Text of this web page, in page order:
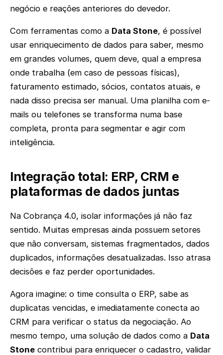
negócio e reações anteriores do devedor.
Com ferramentas como a Data Stone, é possível
usar enriquecimento de dados para saber, mesmo
em grandes volumes, quem deve, qual a empresa
onde trabalha (em caso de pessoas físicas),
faturamento estimado, sócios, contatos atuais, e
nada disso precisa ser manual. Uma planilha com e-
mails ou telefones se transforma numa base
completa, pronta para segmentar e agir com
inteligência.
Integração total: ERP, CRM e
plataformas de dados juntas
Na Cobrança 4.0, isolar informações já não faz
sentido. Muitas empresas ainda possuem setores
que não conversam, sistemas fragmentados, dados
duplicados, informações desatualizadas. Isso atrasa
decisões e faz perder oportunidades.
Agora imagine: o time consulta o ERP, sabe as
duplicatas vencidas, e imediatamente conecta ao
CRM para verificar o status da negociação. Ao
mesmo tempo, uma solução de dados como a Data
Stone contribui para enriquecer o cadastro, validar